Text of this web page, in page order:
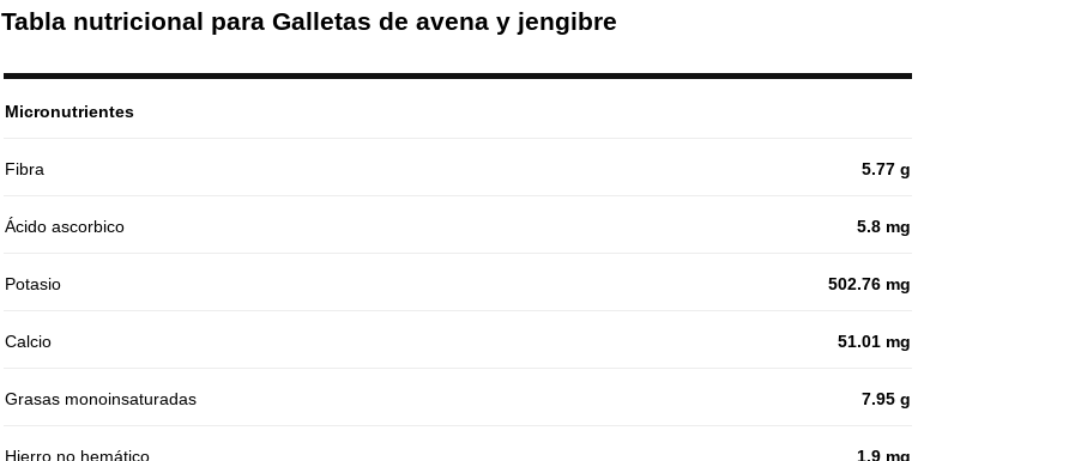
Tabla nutricional para Galletas de avena y jengibre
Micronutrientes
Fibra 5.77 g
Ácido ascorbico 5.8 mg
Potasio 502.76 mg
Calcio 51.01 mg
Grasas monoinsaturadas 7.95 g
Hierro no hemático 1.9 mg